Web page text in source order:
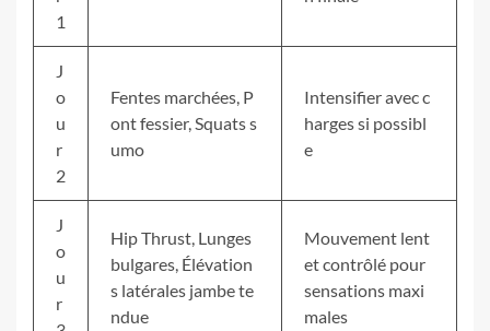
1
J
o
u
r
2
Fentes marchées, P
ont fessier, Squats s
umo
Intensifier avec c
harges si possibl
e
J
o
u
r
Hip Thrust, Lunges
bulgares, Élévation
s latérales jambe te
ndue
Mouvement lent
et contrôlé pour
sensations maxi
males